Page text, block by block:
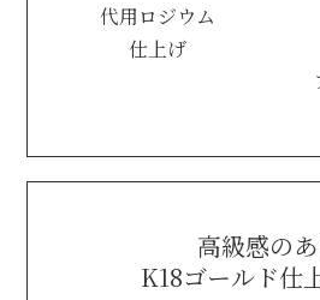
代用ロジウム
仕上げ
高級感の
K18ゴールド仕